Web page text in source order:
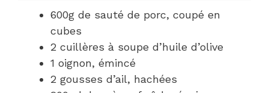
600g de sauté de porc, coupé en
cubes
2 cuillères à soupe d’huile d’olive
1 oignon, émincé
2 gousses d’ail, hachées